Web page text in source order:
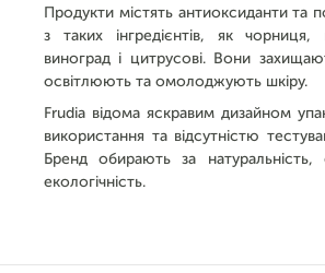
Продукти містять антиоксиданти та
з таких інгредієнтів, як чорниця,
виноград і цитрусові. Вони
освітлюють та омолоджують шкіру.
Frudia відома яскравим дизайном
використання та відсутністю
Бренд обирають за натуральність,
екологічність.